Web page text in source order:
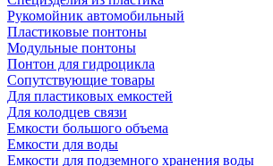
Рукомойник автомобильный
Пластиковые понтоны
Модульные понтоны
Понтон для гидроцикла
Сопутствующие товары
Для пластиковых емкостей
Для колодцев связи
Емкости большого объема
Емкости для воды
Емкости для подземного хранения воды